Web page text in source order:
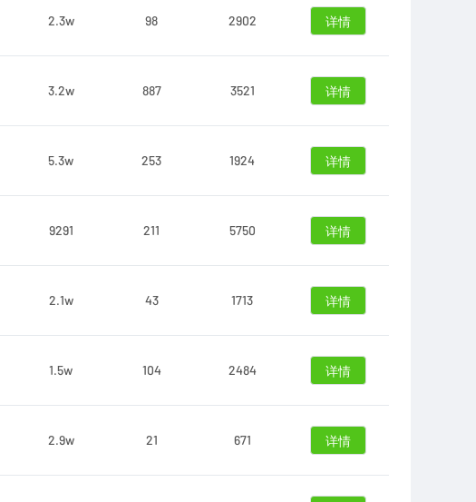
2.3w 98 2902 详情
3.2w 887 3521 详情
5.3w 253 1924 详情
9291 211 5750 详情
2.1w 43 1713 详情
1.5w 104 2484 详情
2.9w 21 671 详情